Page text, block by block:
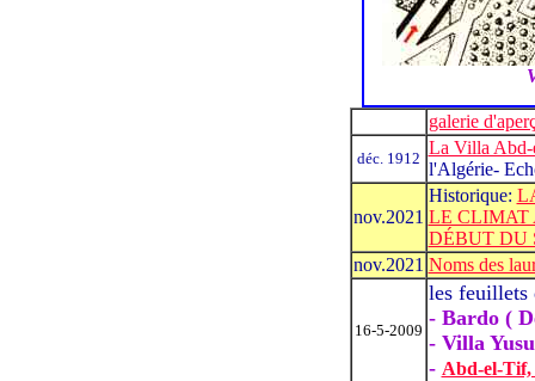
galerie
déc. 1912
La Villa
l'Algérie-
nov.2021
Historique:
LE CLIMAT
DÉBUT DU
nov.2021 Noms des
16-5-2009
les
- Bardo (
- Villa
- Abd-el-Tif,